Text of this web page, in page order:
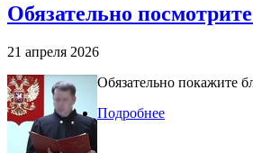
Обязательно
21 апреля 2026
Обязательно покажите
Подробнее